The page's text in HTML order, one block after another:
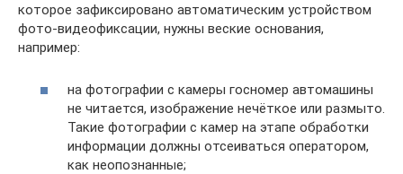
которое зафиксировано автоматическим устройством
фото-видеофиксации, нужны веские основания,
например:
на фотографии с камеры госномер автомашины
не читается, изображение нечёткое или размыто.
Такие фотографии с камер на этапе обработки
информации должны отсеиваться оператором,
как неопознанные;